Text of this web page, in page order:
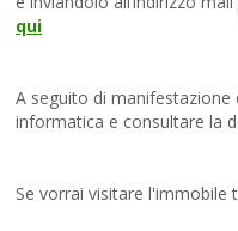
qui
A seguito di manifestazione
informatica e consultare la
Se vorrai visitare